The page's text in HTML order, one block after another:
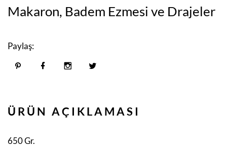
Makaron, Badem Ezmesi ve Drajeler
Paylaş:
ÜRÜN AÇIKLAMASI
650 Gr.